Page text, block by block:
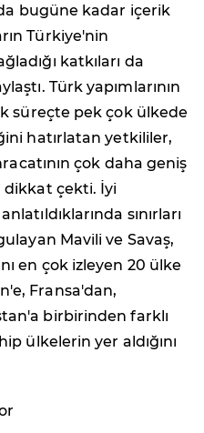
bugüne kadar içerik
Türkiye'nin
katkıları da
Türk yapımlarının
süreçte pek çok ülkede
hatırlatan yetkililer,
çok daha geniş
dikkat çekti. İyi
sınırları
Mavili ve Savaş,
en çok izleyen 20 ülke
Fransa'dan,
birbirinden farklı
ülkelerin yer aldığını